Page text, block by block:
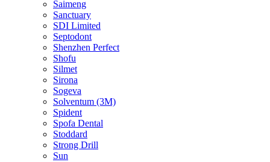
Saimeng
Sanctuary
SDI Limited
Septodont
Shenzhen Perfect
Shofu
Silmet
Sirona
Sogeva
Solventum (3M)
Spident
Spofa Dental
Stoddard
Strong Drill
Sun